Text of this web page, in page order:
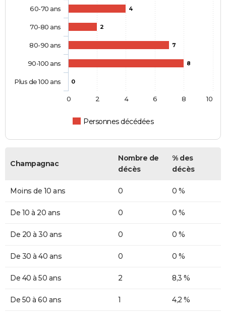
4
2
7
8
0
Personnes décédées
60-70 ans
70-80 ans
80-90 ans
90-100 ans
Plus de 100 ans
0 2 4 6 8 10
Champagnac
Nombre de
décès
% des
décès
Moins de 10 ans 0 0 %
De 10 à 20 ans 0 0 %
De 20 à 30 ans 0 0 %
De 30 à 40 ans 0 0 %
De 40 à 50 ans 2 8,3 %
De 50 à 60 ans 1 4,2 %